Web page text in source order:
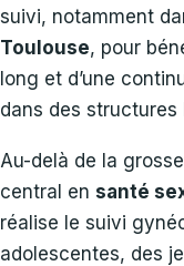
suivi, notamment
Toulouse, pour
long et d’une
dans des
Au-delà de la
central en santé
réalise le suivi
adolescentes, des